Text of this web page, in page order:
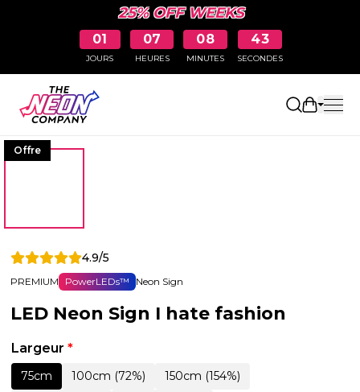
25% OFF WEEKS
01
JOURS
07
HEURES
08
MINUTES
43
SECONDES
Ouvrir
Offre
4.9/5
PREMIUM PowerLEDs™ Neon Sign
LED Neon Sign I hate fashion
Largeur *
75cm 100cm (72%)
150cm (154%)